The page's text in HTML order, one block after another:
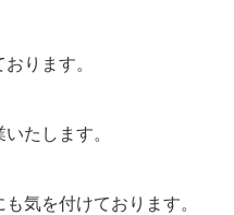
ります。
たします。
気を付けております。